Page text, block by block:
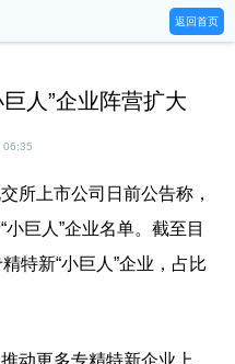
返回首页
人”企业阵营扩大
06:35
上市公司日前公告称，
巨人”企业名单。截至目
特新“小巨人”企业，占比
更多专精特新企业上